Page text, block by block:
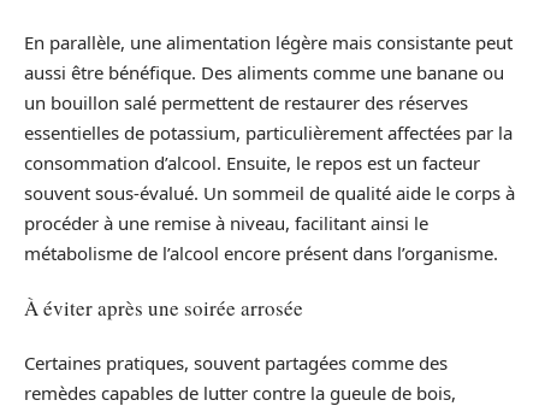
En parallèle, une alimentation légère mais consistante peut
aussi être bénéfique. Des aliments comme une banane ou
un bouillon salé permettent de restaurer des réserves
essentielles de potassium, particulièrement affectées par la
consommation d’alcool. Ensuite, le repos est un facteur
souvent sous-évalué. Un sommeil de qualité aide le corps à
procéder à une remise à niveau, facilitant ainsi le
métabolisme de l’alcool encore présent dans l’organisme.
À éviter après une soirée arrosée
Certaines pratiques, souvent partagées comme des
remèdes capables de lutter contre la gueule de bois,